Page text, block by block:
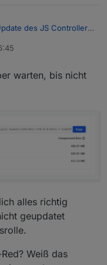
des JS Controllers
releases/t
warten, bis nicht
alles richtig
geupdatet
Weiß das